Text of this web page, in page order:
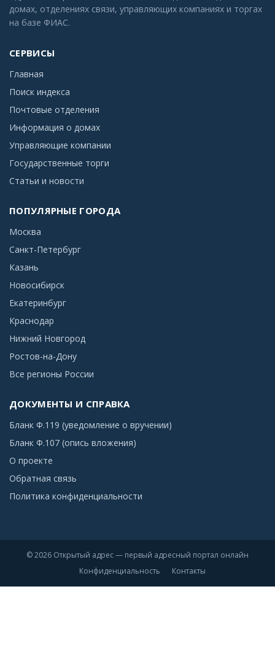
домах, отделениях связи, управляющих компаниях и торгах
на базе ФИАС.
СЕРВИСЫ
Главная
Поиск индекса
Почтовые отделения
Информация о домах
Управляющие компании
Государственные торги
Статьи и новости
ПОПУЛЯРНЫЕ ГОРОДА
Москва
Санкт-Петербург
Казань
Новосибирск
Екатеринбург
Краснодар
Нижний Новгород
Ростов-на-Дону
Все регионы России
ДОКУМЕНТЫ И СПРАВКА
Бланк Ф.119 (уведомление о вручении)
Бланк Ф.107 (опись вложения)
О проекте
Обратная связь
Политика конфиденциальности
© 2026 Открытый адрес — первый адресный портал онлайн
Конфиденциальность
Контакты